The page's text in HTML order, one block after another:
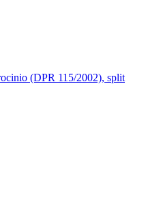
(DPR 115/2002), split